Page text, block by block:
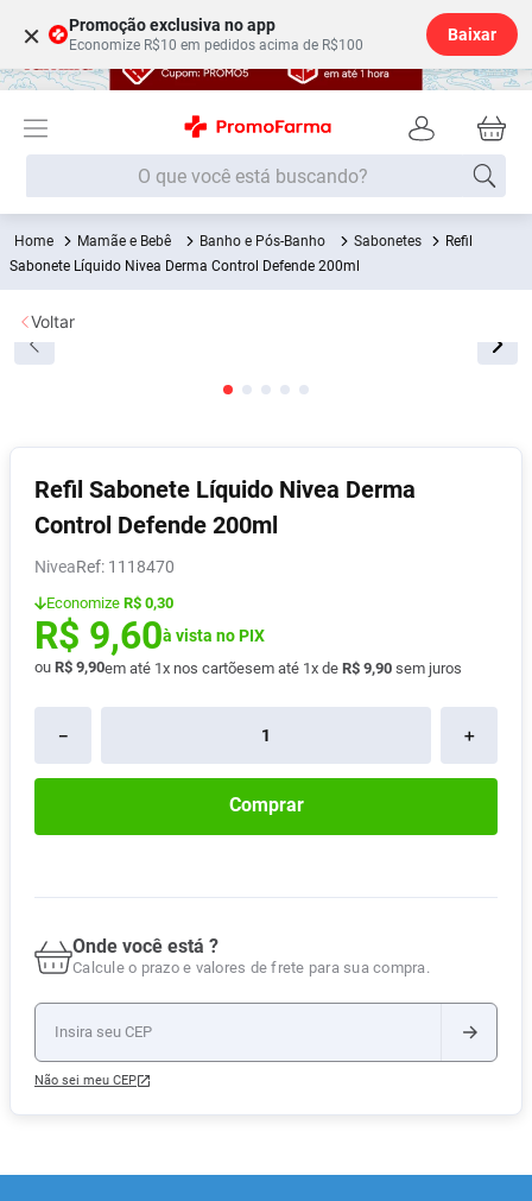
× Promoção exclusiva no app
Economize R$10 em pedidos acima de R$100
Baixar
O que você está buscando?
Mamãe e Bebê Banho e Pós-Banho Sabonetes
Refil
Sabonete Líquido Nivea Derma Control Defende 200ml
Refil Sabonete Líquido Nivea Derma
Control Defende 200ml
Nivea : 1118470
Economize R$ 0,30
R$ 9,60à vista no PIX
ou R$ 9,90em até 1x nos cartõesem até 1x de R$ 9,90 sem juros
＋
－
Comprar
Onde você está ?
Calcule o prazo e valores de frete para sua compra.
Não sei meu CEP
Voltar
Termos mais buscados
1º Fralda
2
5º Fralda G
6º Shampoo
7º Desodorante
8º Absorvente
9º Vitamina D
10 º Lavitan